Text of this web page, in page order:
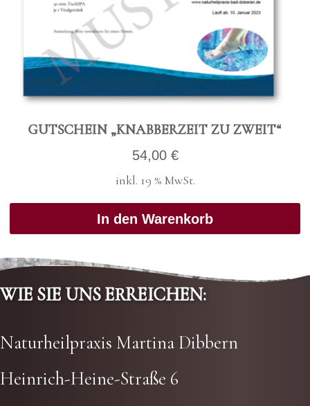
GUT­SCHEIN „KNAB­BER­ZEIT ZU ZWEIT“
54,00 €
inkl. 19 % MwSt.
In den Warenkorb
WIE SIE UNS ERREI­CHEN:
Natur­heil­pra­xis Mar­ti­na Dib­bern
Hein­rich-Hei­ne-Stra­ße 6